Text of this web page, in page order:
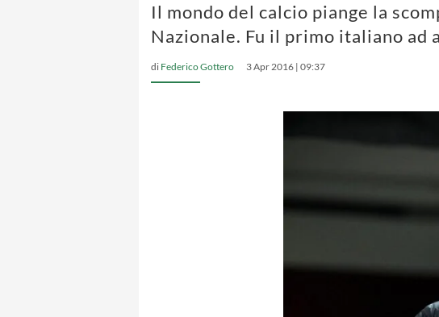
Il mondo del calcio piange la
Nazionale. Fu il primo italiano ad
di Federico Gottero 3 Apr 2016 | 09:37